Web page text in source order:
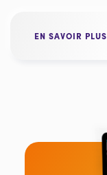
EN SAVOIR PLUS